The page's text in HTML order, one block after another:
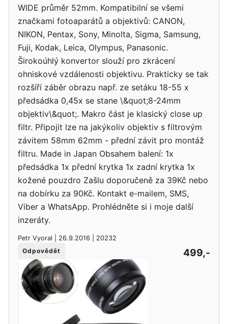
WIDE průměr 52mm. Kompatibilní se všemi
značkami fotoaparátů a objektivů: CANON,
NIKON, Pentax, Sony, Minolta, Sigma, Samsung,
Fuji, Kodak, Leica, Olympus, Panasonic.
Širokoúhlý konvertor slouží pro zkrácení
ohniskové vzdálenosti objektivu. Prakticky se tak
rozšíří záběr obrazu např. ze setáku 18-55 x
předsádka 0,45x se stane \&quot;8-24mm
objektiv\&quot;. Makro část je klasický close up
filtr. Připojit lze na jakýkoliv objektiv s filtrovým
závitem 58mm 62mm - přední závit pro montáž
filtru. Made in Japan Obsahem balení: 1x
předsádka 1x přední krytka 1x zadní krytka 1x
kožené pouzdro Zašlu doporučeně za 39Kč nebo
na dobírku za 90Kč. Kontakt e-mailem, SMS,
Viber a WhatsApp. Prohlédněte si i moje další
inzeráty.
Petr Vyoral | 26.9.2016 | 20232
Odpovědět
499,-